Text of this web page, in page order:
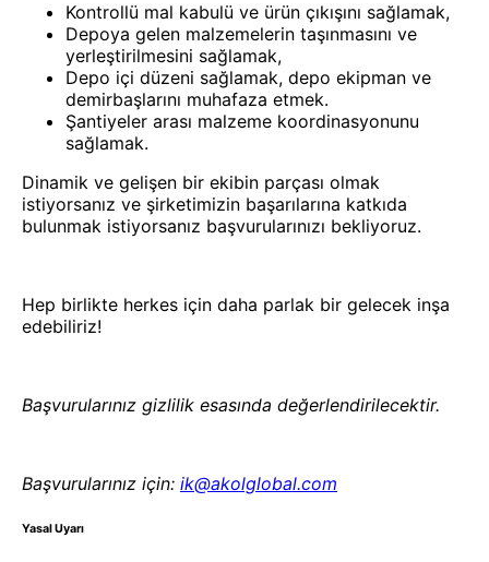
Kontrollü mal kabulü ve ürün çıkışını sağlamak,
Depoya gelen malzemelerin taşınmasını ve
yerleştirilmesini sağlamak,
Depo içi düzeni sağlamak, depo ekipman ve
demirbaşlarını muhafaza etmek.
Şantiyeler arası malzeme koordinasyonunu
sağlamak.
Dinamik ve gelişen bir ekibin parçası olmak
istiyorsanız ve şirketimizin başarılarına katkıda
bulunmak istiyorsanız başvurularınızı bekliyoruz.
Hep birlikte herkes için daha parlak bir gelecek inşa
edebiliriz!
Başvurularınız gizlilik esasında değerlendirilecektir.
Başvurularınız için: ik@akolglobal.com
Yasal Uyarı